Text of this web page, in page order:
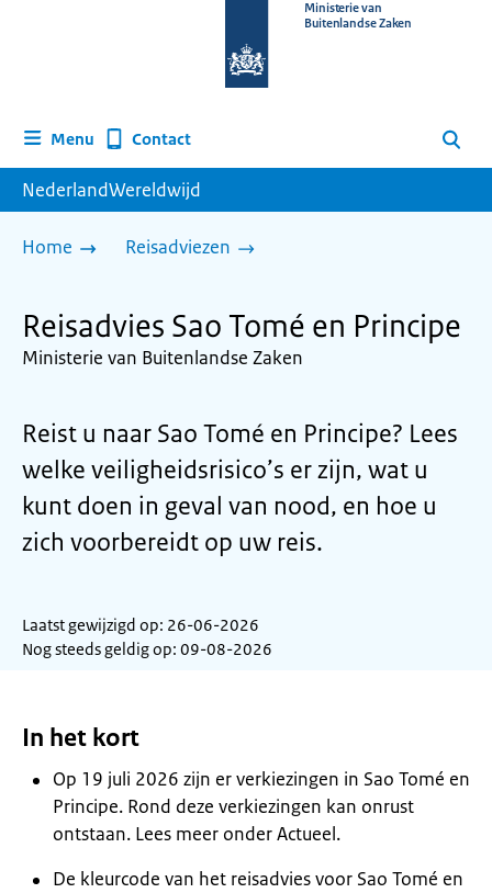
homepage
Ministerie van
Buitenlandse Zaken
Menu Contact Zoeken
NederlandWereldwijd
Home Reisadviezen
Reisadvies Sao Tomé en Principe
Ministerie van Buitenlandse Zaken
Reist u naar Sao Tomé en Principe? Lees
welke veiligheidsrisico’s er zijn, wat u
kunt doen in geval van nood, en hoe u
zich voorbereidt op uw reis.
Laatst gewijzigd op: 26-06-2026
Nog steeds geldig op: 09-08-2026
In het kort
Op 19 juli 2026 zijn er verkiezingen in Sao Tomé en
Principe. Rond deze verkiezingen kan onrust
ontstaan. Lees meer onder Actueel.
De kleurcode van het reisadvies voor Sao Tomé en